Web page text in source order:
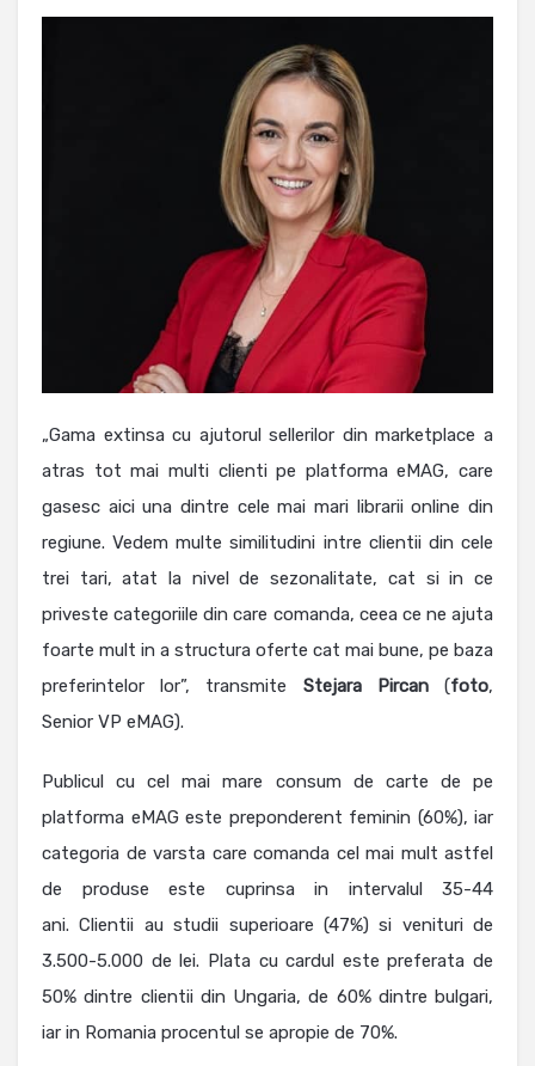
„Gama extinsa cu ajutorul sellerilor din marketplace a
atras tot mai multi clienti pe platforma eMAG, care
gasesc aici una dintre cele mai mari librarii online din
regiune. Vedem multe similitudini intre clientii din cele
trei tari, atat la nivel de sezonalitate, cat si in ce
priveste categoriile din care comanda, ceea ce ne ajuta
foarte mult in a structura oferte cat mai bune, pe baza
preferintelor lor”, transmite Stejara Pircan(foto,
Senior VP eMAG).
Publicul cu cel mai mare consum de carte de pe
platforma eMAG este preponderent feminin (60%), iar
categoria de varsta care comanda cel mai mult astfel
de produse este cuprinsa in intervalul 35-44
ani. Clientii au studii superioare (47%) si venituri de
3.500-5.000 de lei. Plata cu cardul este preferata de
50% dintre clientii din Ungaria, de 60% dintre bulgari,
iar in Romania procentul se apropie de 70%.